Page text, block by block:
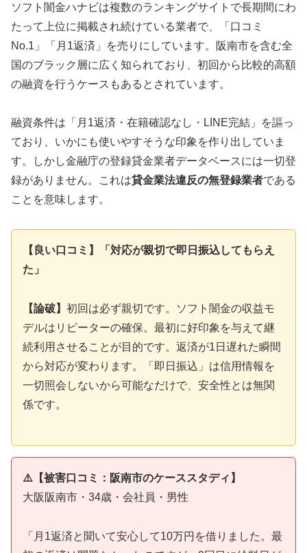
ソフト闇金ハナビは複数のランキングサイトで長期間にわ
たって上位に掲載され続けている業者で、「口コミ
No.1」「月1返済」を売りにしています。阪南市を含む全
国のブラック層に広く知られており、初回から比較的高額
の融資を行うケースもあるとされています。
融資条件は「月1返済・在籍確認なし・LINE完結」を謳っ
ており、いかにも使いやすそうな印象を作り出していま
す。しかし金融庁の登録貸金業者データベースには一切登
録がありません。これは貸金業法違反の無登録業者である
ことを意味します。
【良い口コミ】「対応が親切で即日振込してもらえ
た」
【論破】 初回は必ず親切です。ソフト闇金の収益モ
デルはリピーターの確保。最初に好印象を与えて継
続利用させることが目的です。返済が1日遅れた瞬間
から対応が変わります。「即日振込」は信用情報を
一切照会しないから可能なだけで、安全性とは無関
係です。
⚠️【被害口コミ：阪南市のケーススタディ】
大阪阪南市・34歳・会社員・男性
「月1返済と聞いて安心して10万円を借りました。最